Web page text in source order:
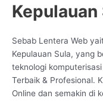
Kepulauan
Sebab Lentera Web
Kepulauan Sula, yang
teknologi
Terbaik & Profesional.
Online dan semakin di